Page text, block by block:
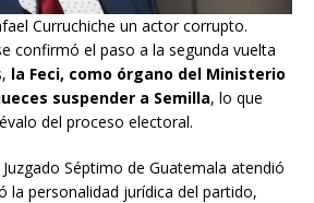
Curruchiche un actor corrupto.
confirmó el paso a la segunda vuelta
la Feci, como órgano del Ministerio
suspender a Semilla, lo que
del proceso electoral.
Séptimo de Guatemala atendió
la personalidad jurídica del partido,